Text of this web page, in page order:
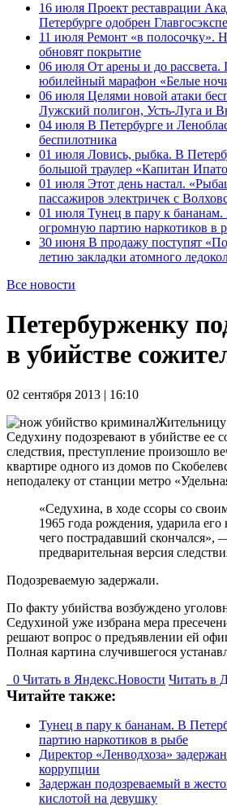
16 июля Проект реставрации
Петербурге одобрен
11 июля Ремонт «в полосочку».
обновят покрытие
06 июля От арены и до рассвета.
юбилейный марафон «Белые
06 июля Целями новой атаки
Лужский полигон, Усть-Луга и
04 июля В Петербурге и
беспилотника
01 июля Ловись, рыбка. В
большой траулер «Капитан
01 июля Этот день настал.
пассажиров электричек с
01 июля Тунец в пару к
огромную партию наркотиков в
30 июня В продажу поступят
летию закладки атомного
Все новости
Петербурженку
в убийстве
02 сентября 2013 | 16:10
Жительницу
Седухину подозревают в убийстве ее
следствия, преступление произошло
квартире одного из домов по
неподалеку от станции метро
«Седухина, в ходе ссоры со
1965 года рождения, ударила
чего пострадавший скончался»,
предварительная версия
Подозреваемую задержали.
По факту убийства возбуждено
Седухиной уже избрана мера
решают вопрос о предъявлении ей
Полная картина случившегося
0 Читать в Яндекс.Новости Читать в
Читайте также:
Тунец в пару к бананам. В
партию наркотиков в рыбе
Директор «Ленводхоза»
коррупции
Задержан подозреваемый в
кислотой на девушку